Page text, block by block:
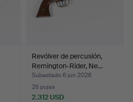
Revólver de percusión,
Remington-Rider, Ne…
Subastado 6 jun 2026
26 pujas
2.312 USD